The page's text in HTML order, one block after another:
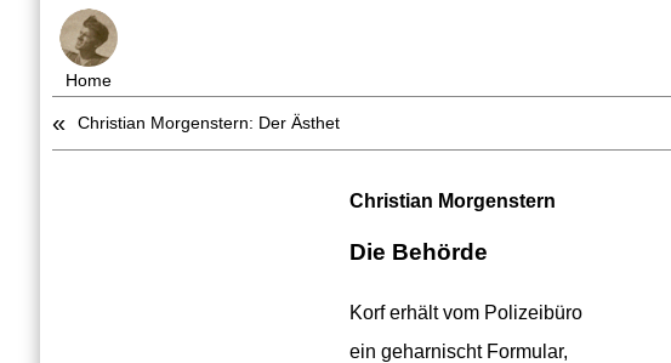
Home
« Christian Morgenstern: Der Ästhet
Christian Morgenstern
Die Behörde
Korf erhält vom Polizeibüro
ein geharnischt Formular,